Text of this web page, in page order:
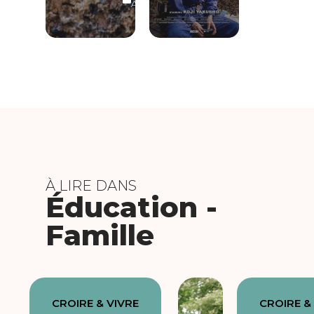
ABONNÉS
À LIRE DANS
Éducation -
Famille
CROIRE & VIVRE CROIRE